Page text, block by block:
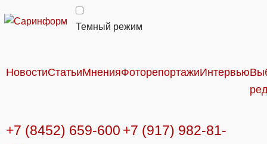
Темный режим
НовостиСтатьиМненияФоторепортажиИнтервью
+7 (8452) 659-600 +7 (917) 982-81-